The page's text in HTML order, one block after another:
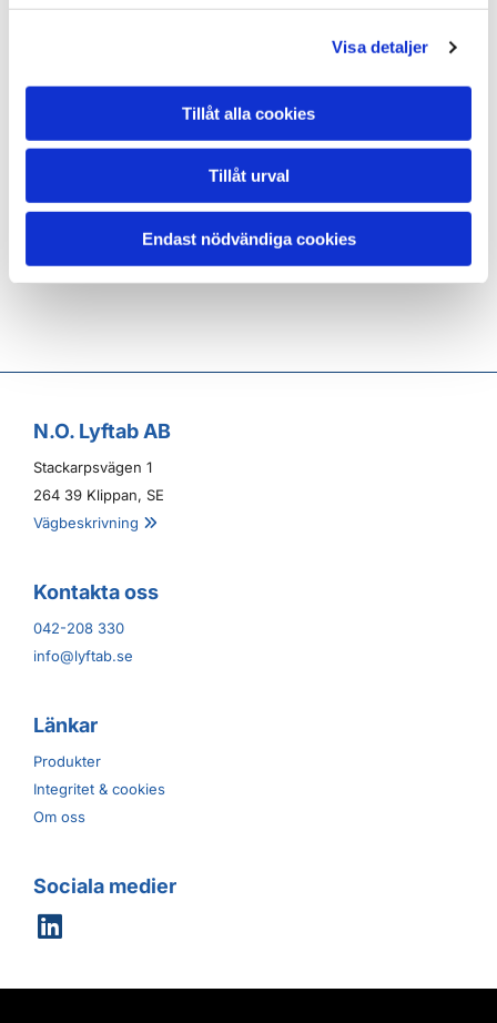
Visa detaljer
Tillåt alla cookies
Tillåt urval
Endast nödvändiga cookies
Produktinformation
Hanterar excentrisk last
Två lyfthastigheter
Manöverdon anpassat för både
höger- och vänsterhänta
N.O. Lyftab AB
Stackarpsvägen 1
264 39 Klippan, SE
Vägbeskrivning 
Kontakta oss
042-208 330
info@lyftab.se
Länkar
Produkter
Integritet & cookies
Om oss
Sociala medier